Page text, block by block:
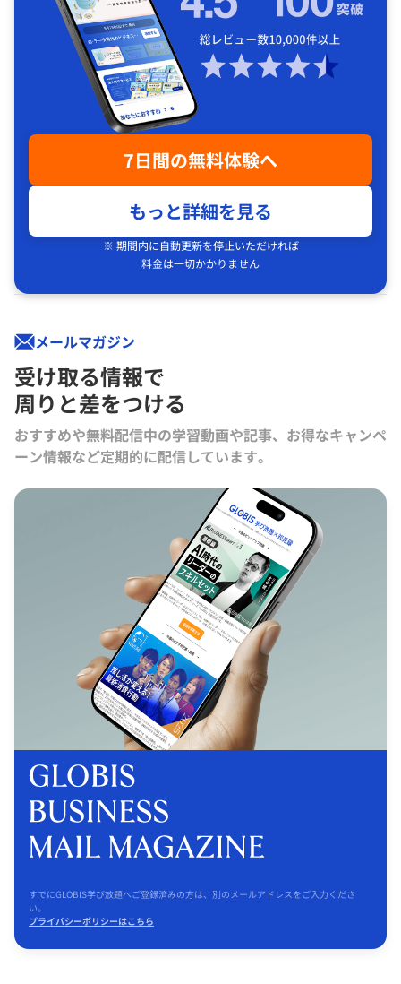
7日間の無料体験へ
もっと詳細を見る
※ 期間内に自動更新を停止いただければ
料金は一切かかりません
メールマガジン
受け取る情報で
周りと差をつける
おすすめや無料配信中の学習動画や記事、お得なキャンペ
ーン情報など定期的に配信しています。
すでにGLOBIS学び放題へご登録済みの方は、別のメールアドレスをご入力くださ
い。
プライバシーポリシーはこちら